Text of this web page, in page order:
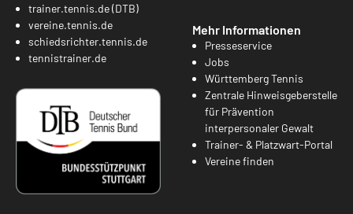
trainer.tennis.de (DTB)
vereine.tennis.de
schiedsrichter.tennis.de
tennistrainer.de
Mehr Informationen
Presseservice
Jobs
Württemberg Tennis
Zentrale Hinweisgeberstelle
für Prävention
interpersonaler Gewalt
Trainer- & Platzwart-Portal
Vereine finden